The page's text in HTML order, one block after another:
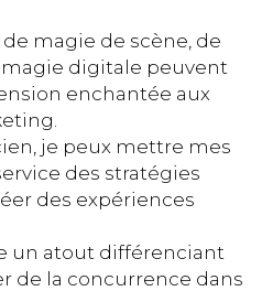
magie de scène, de
digitale peuvent
enchantée aux
je peux mettre mes
des stratégies
des expériences
un atout différenciant
de la concurrence dans